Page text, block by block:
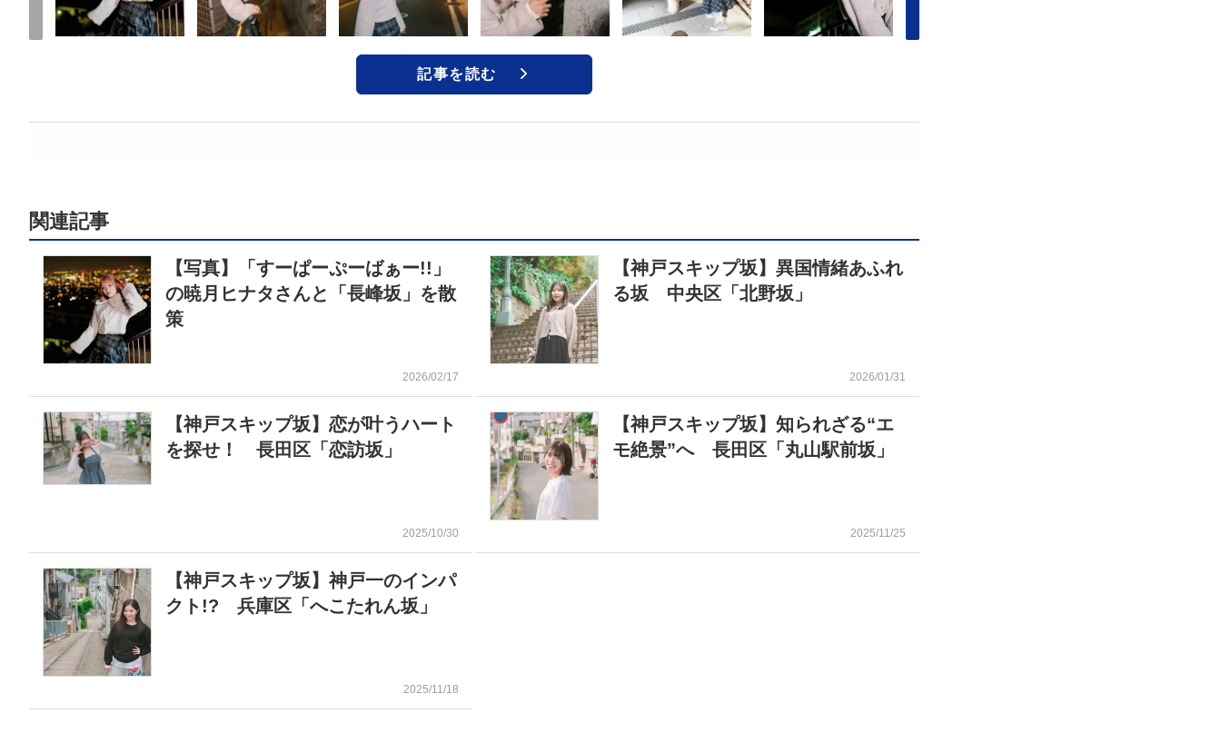
記事を読む
関連記事
【写真】「すーぱーぷーばぁー!!」
の暁月ヒナタさんと「長峰坂」を散
策
2026/02/17
【神戸スキップ坂】異国情緒あふれ
る坂 中央区「北野坂」
2026/01/31
【神戸スキップ坂】恋が叶うハート
を探せ！ 長田区「恋訪坂」
2025/10/30
【神戸スキップ坂】知られざる“エ
モ絶景”へ 長田区「丸山駅前坂」
2025/11/25
【神戸スキップ坂】神戸一のインパ
クト!? 兵庫区「へこたれん坂」
2025/11/18